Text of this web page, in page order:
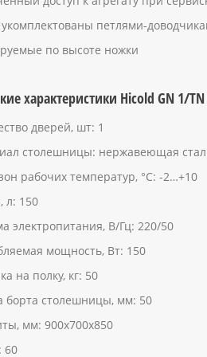
петлями-
по высоте ножки
характеристики Hicold GN 1/TN
дверей, шт: 1
столешницы: нержавеющая
рабочих температур, °C: -2…+10
л: 150
электропитания, В/Гц: 220/50
мощность, Вт: 150
на полку, кг: 50
борта столешницы, мм: 50
мм: 900х700х850
60